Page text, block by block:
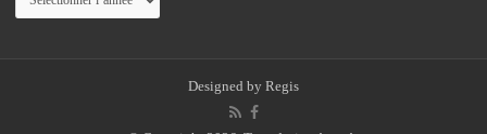
Designed by Regis